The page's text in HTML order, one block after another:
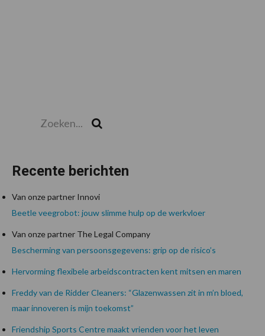
Recente berichten
Van onze partner Innovi
Beetle veegrobot: jouw slimme hulp op de werkvloer
Van onze partner The Legal Company
Bescherming van persoonsgegevens: grip op de risico’s
Hervorming flexibele arbeidscontracten kent mitsen en maren
Freddy van de Ridder Cleaners: “Glazenwassen zit in m’n bloed,
maar innoveren is mijn toekomst”
Friendship Sports Centre maakt vrienden voor het leven